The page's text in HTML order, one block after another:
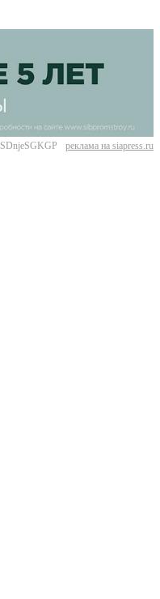
реклама на siapress.ru